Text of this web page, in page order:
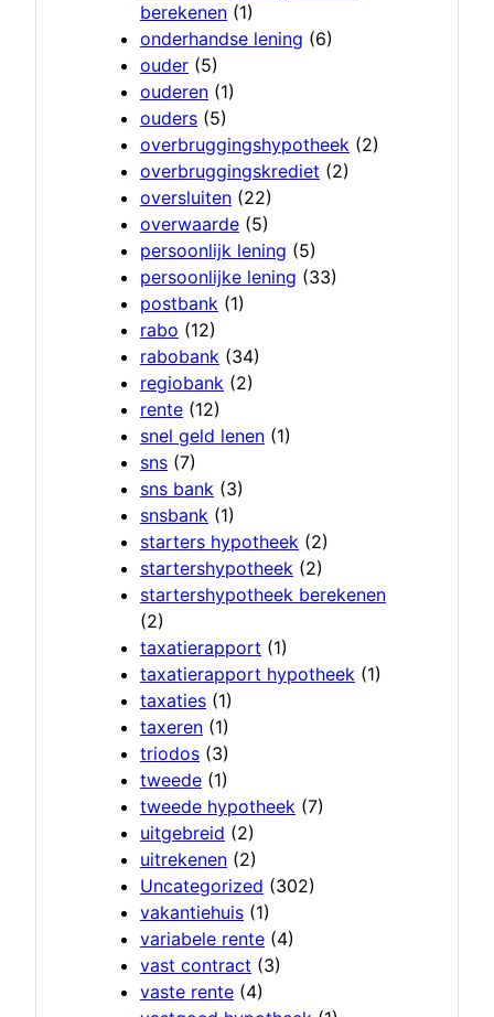
berekenen (1)
onderhandse lening (6)
ouder (5)
ouderen (1)
ouders (5)
overbruggingshypotheek (2)
overbruggingskrediet (2)
oversluiten (22)
overwaarde (5)
persoonlijk lening (5)
persoonlijke lening (33)
postbank (1)
rabo (12)
rabobank (34)
regiobank (2)
rente (12)
snel geld lenen (1)
sns (7)
sns bank (3)
snsbank (1)
starters hypotheek (2)
startershypotheek (2)
startershypotheek berekenen
(2)
taxatierapport (1)
taxatierapport hypotheek (1)
taxaties (1)
taxeren (1)
triodos (3)
tweede (1)
tweede hypotheek (7)
uitgebreid (2)
uitrekenen (2)
Uncategorized (302)
vakantiehuis (1)
variabele rente (4)
vast contract (3)
vaste rente (4)